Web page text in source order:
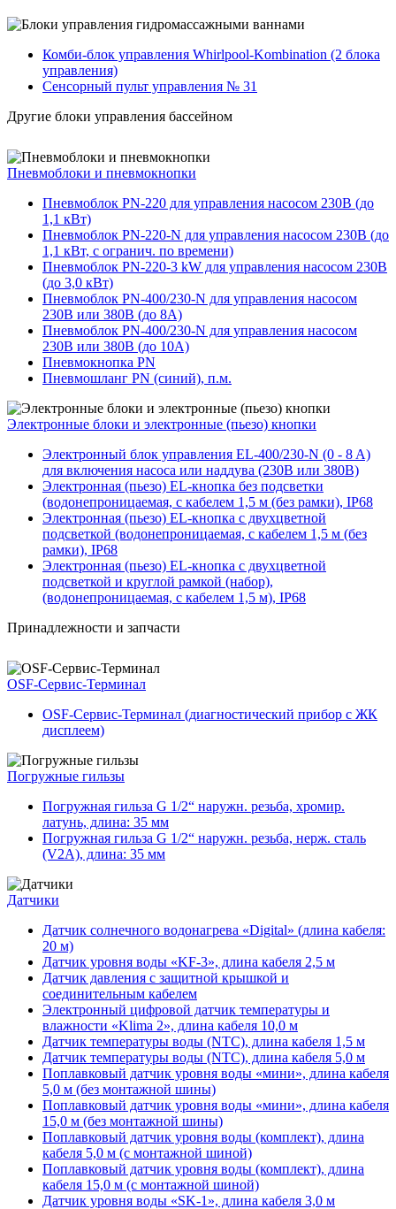
Комби-блок управления Whirlpool-Kombination (2 блока
управления)
Сенсорный пульт управления № 31
Другие блоки управления бассейном
Пневмоблоки и пневмокнопки
Пневмоблок PN-220 для управления насосом 230В (до
1,1 кВт)
Пневмоблок PN-220-N для управления насосом 230В (до
1,1 кВт, с огранич. по времени)
Пневмоблок PN-220-3 kW для управления насосом 230В
(до 3,0 кВт)
Пневмоблок PN-400/230-N для управления насосом
230В или 380В (до 8А)
Пневмоблок PN-400/230-N для управления насосом
230В или 380В (до 10А)
Пневмокнопка PN
Пневмошланг PN (синий), п.м.
Электронные блоки и электронные (пьезо) кнопки
Электронный блок управления EL-400/230-N (0 - 8 A)
для включения насоса или наддува (230В или 380В)
Электронная (пьезо) EL-кнопка без подсветки
(водонепроницаемая, с кабелем 1,5 м (без рамки), IP68
Электронная (пьезо) EL-кнопка с двухцветной
подсветкой (водонепроницаемая, с кабелем 1,5 м (без
рамки), IP68
Электронная (пьезо) EL-кнопка с двухцветной
подсветкой и круглой рамкой (набор),
(водонепроницаемая, с кабелем 1,5 м), IP68
Принадлежности и запчасти
OSF-Сервис-Терминал
OSF-Сервис-Терминал (диагностический прибор с ЖК
дисплеем)
Погружные гильзы
Погружная гильза G 1/2“ наружн. резьба, хромир.
латунь, длина: 35 мм
Погружная гильза G 1/2“ наружн. резьба, нерж. сталь
(V2A), длина: 35 мм
Датчики
Датчик солнечного водонагрева «Digital» (длина кабеля:
20 м)
Датчик уровня воды «KF-3», длина кабеля 2,5 м
Датчик давления с защитной крышкой и
соединительным кабелем
Электронный цифровой датчик температуры и
влажности «Klima 2», длина кабеля 10,0 м
Датчик температуры воды (NTC), длина кабеля 1,5 м
Датчик температуры воды (NTC), длина кабеля 5,0 м
Поплавковый датчик уровня воды «мини», длина кабеля
5,0 м (без монтажной шины)
Поплавковый датчик уровня воды «мини», длина кабеля
15,0 м (без монтажной шины)
Поплавковый датчик уровня воды (комплект), длина
кабеля 5,0 м (с монтажной шиной)
Поплавковый датчик уровня воды (комплект), длина
кабеля 15,0 м (с монтажной шиной)
Датчик уровня воды «SK-1», длина кабеля 3,0 м